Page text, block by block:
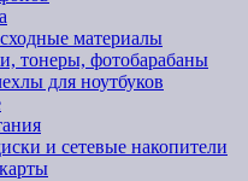
материалы
тонеры, фотобарабаны
для ноутбуков
и сетевые накопители